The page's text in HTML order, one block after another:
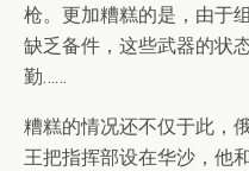
枪。更加糟糕的是，由于
缺乏备件，这些武器的状
勤……
糟糕的情况还不仅于此，
王把指挥部设在华沙，他